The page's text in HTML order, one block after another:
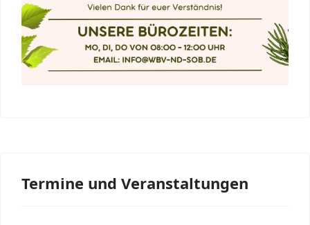
Termine und Veranstaltungen